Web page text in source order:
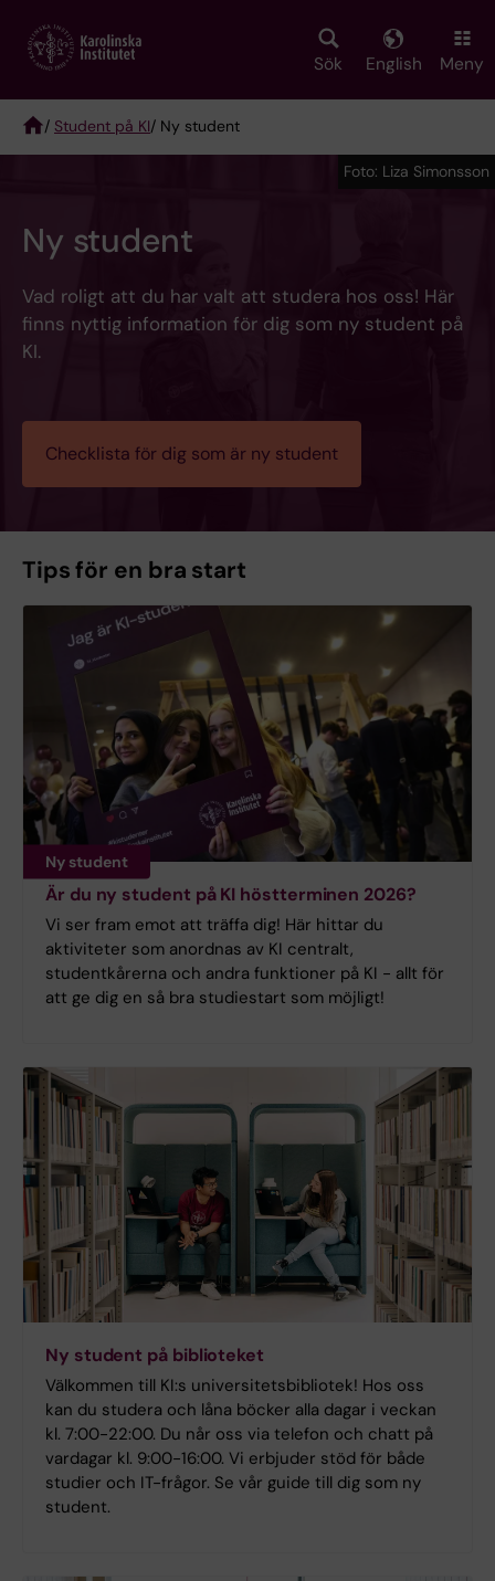
main
Sök English Meny
Breadcrumb
/ Student på KI/ Ny student
Ny student
Vad roligt att du har valt att studera hos oss! Här
finns nyttig information för dig som ny student på
KI.
Checklista för dig som är ny student
Foto: Liza Simonsson
Tips för en bra start
Ny student
Är du ny student på KI höstterminen 2026?
Vi ser fram emot att träffa dig! Här hittar du
aktiviteter som anordnas av KI centralt,
studentkårerna och andra funktioner på KI - allt för
att ge dig en så bra studiestart som möjligt!
Ny student på biblioteket
Välkommen till KI:s universitetsbibliotek! Hos oss
kan du studera och låna böcker alla dagar i veckan
kl. 7:00-22:00. Du når oss via telefon och chatt på
vardagar kl. 9:00-16:00. Vi erbjuder stöd för både
studier och IT-frågor. Se vår guide till dig som ny
student.